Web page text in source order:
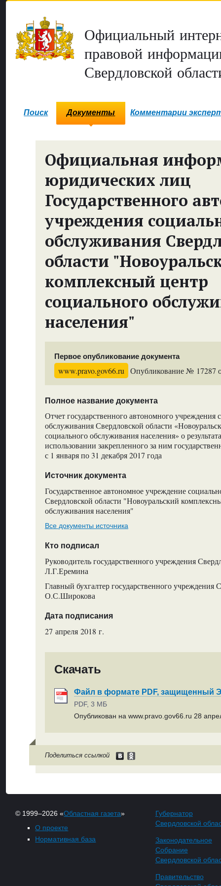
Официальный
правовой
Свердловской
Поиск Документы Комментарии
Официальная
юридических лиц
Государственного
учреждения
обслуживания
области
комплексный центр
социального
населения"
Первое опубликование документа
www.pravo.gov66.ru Опубликование № 17287
Полное название документа
Отчет государственного автономного учреждения
обслуживания Свердловской области
социального обслуживания населения» о
использовании закрепленного за ним
с 1 января по 31 декабря 2017 года
Источник документа
Государственное автономное учреждение
Свердловской области "Новоуральский
обслуживания населения"
Все документы источника
Кто подписал
Руководитель государственного учреждения
Л.Г.Еремина
Главный бухгалтер государственного учреждения
О.С.Широкова
Дата подписания
27 апреля 2018 г.
Скачать
Файл в формате PDF, защищенный
PDF, 3 МБ
Опубликован на www.pravo.gov66.ru 28
Поделиться ссылкой
© 1999–2026 «Областная газета»
О проекте
Нормативная база
Губернатор
Свердловской
Законодательное
Собрание
Свердловской
Правительство